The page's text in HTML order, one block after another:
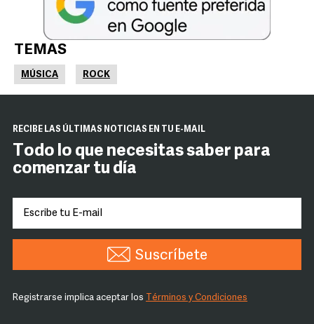
TEMAS
MÚSICA ROCK
RECIBE LAS ÚLTIMAS NOTICIAS EN TU E-MAIL
Todo lo que necesitas saber para
comenzar tu día
Suscríbete
Registrarse implica aceptar los Términos y Condiciones